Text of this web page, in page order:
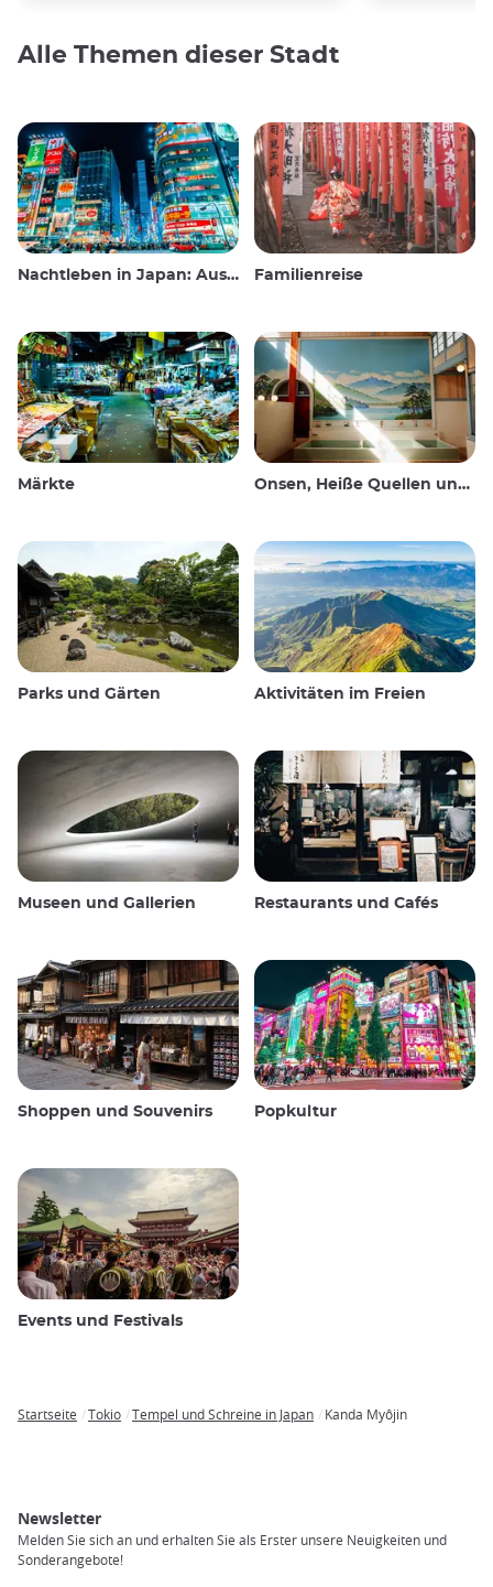
Alle Themen dieser Stadt
Nachtleben in Japan: Ausgehen, sehen und trinken Familienreise
Märkte Onsen, Heiße Quellen und öffentliche Bäder
Parks und Gärten Aktivitäten im Freien
Museen und Gallerien Restaurants und Cafés
Shoppen und Souvenirs Popkultur
Events und Festivals
Startseite Tokio Tempel und Schreine in Japan Kanda Myôjin
Newsletter
Melden Sie sich an und erhalten Sie als Erster unsere Neuigkeiten und
Sonderangebote!